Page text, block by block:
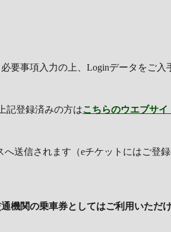
要事項入力の上、Loginデータをご入
記登録済みの方はこちらのウエブサイ
送信されます（eチケットにはご登
機関の乗車券としてはご利用いただ